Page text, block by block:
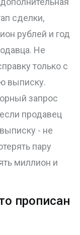
сделки,
рублей и год
Не
только с
выписку.
запрос
продавец
- не
пару
миллион и
прописан